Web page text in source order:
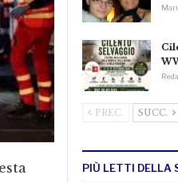
PREC. SUCC.
PIÙ LETTI DELLA